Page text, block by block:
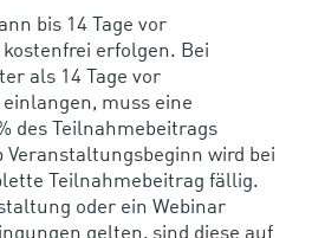
bis 14 Tage vor
erfolgen. Bei
als 14 Tage vor
muss eine
des Teilnahmebeitrags
Veranstaltungsbeginn wird bei
Teilnahmebeitrag fällig.
oder ein Webinar
gelten, sind diese auf